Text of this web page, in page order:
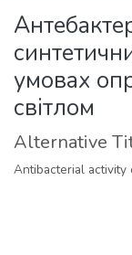
Statistics
умовах
світлом
Alternative
Antibacterial